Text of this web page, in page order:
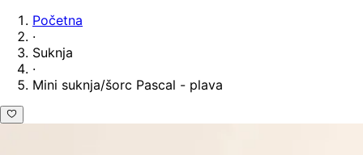
Početna
·
Suknja
·
Mini suknja/šorc Pascal - plava